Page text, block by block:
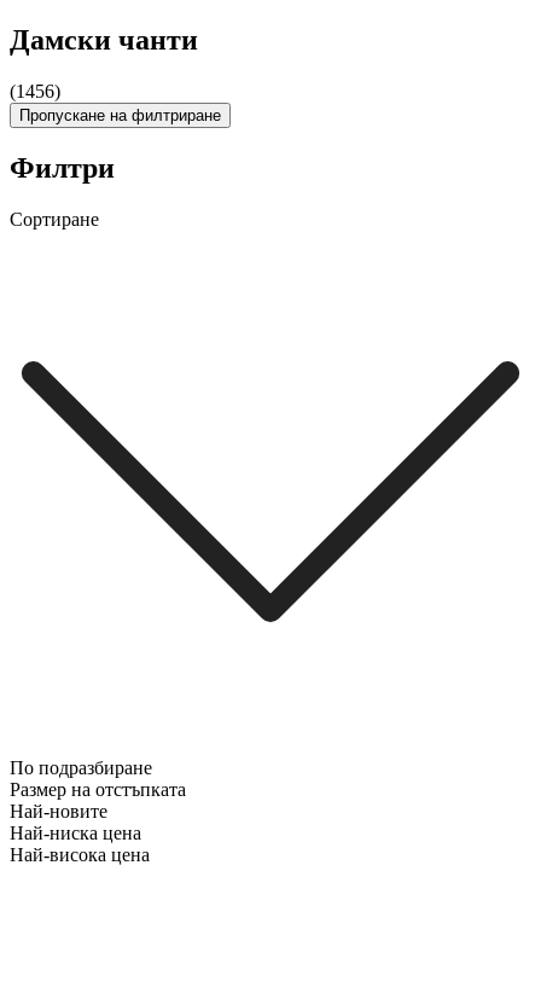
Дамски чанти
(1456)
Пропускане на филтриране
Филтри
Сортиране
По подразбиране
Размер на отстъпката
Най-новите
Най-ниска цена
Най-висока цена